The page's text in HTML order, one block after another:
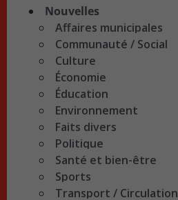
Nouvelles
Affaires municipales
Communauté / Social
Culture
Économie
Éducation
Environnement
Faits divers
Politique
Santé et bien-être
Sports
Transport / Circulation